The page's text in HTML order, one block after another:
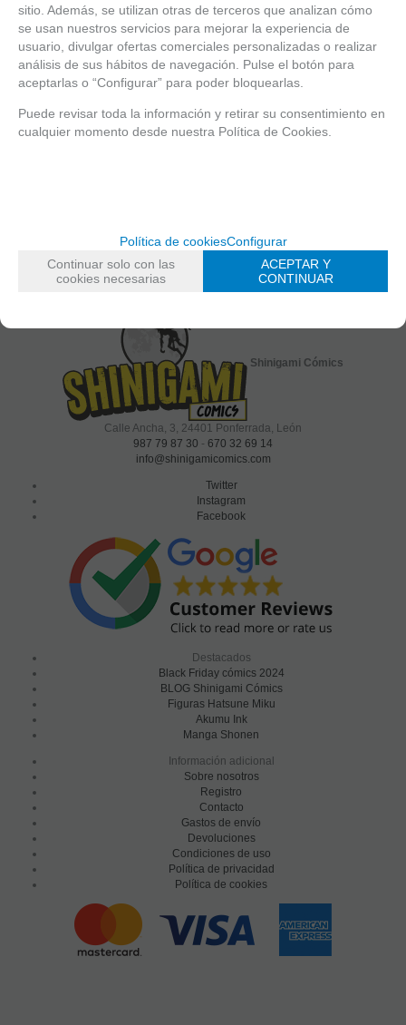
DE PRECIO
política de privacidad
Shinigami Cómics
Calle Ancha, 3, 24401 Ponferrada, León
987 79 87 30 - 670 32 69 14
info@shinigamicomics.com
Twitter
Instagram
Facebook
Destacados
Black Friday cómics 2024
BLOG Shinigami Cómics
Figuras Hatsune Miku
Akumu Ink
Manga Shonen
Información adicional
Sobre nosotros
Registro
Contacto
Gastos de envío
Devoluciones
Condiciones de uso
Política de privacidad
Política de cookies
sitio. Además, se utilizan otras de terceros que analizan cómo
se usan nuestros servicios para mejorar la experiencia de
usuario, divulgar ofertas comerciales personalizadas o realizar
análisis de sus hábitos de navegación. Pulse el botón para
aceptarlas o “Configurar” para poder bloquearlas.
Puede revisar toda la información y retirar su consentimiento en
cualquier momento desde nuestra Política de Cookies.
Política de cookiesConfigurar
Continuar solo con las
cookies necesarias
ACEPTAR Y
CONTINUAR